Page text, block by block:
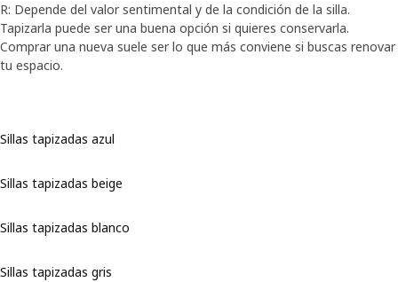
R: Depende del valor sentimental y de la condición de la silla.
Tapizarla puede ser una buena opción si quieres conservarla.
Comprar una nueva suele ser lo que más conviene si buscas renovar
tu espacio.
Sillas tapizadas azul
Sillas tapizadas beige
Sillas tapizadas blanco
Sillas tapizadas gris